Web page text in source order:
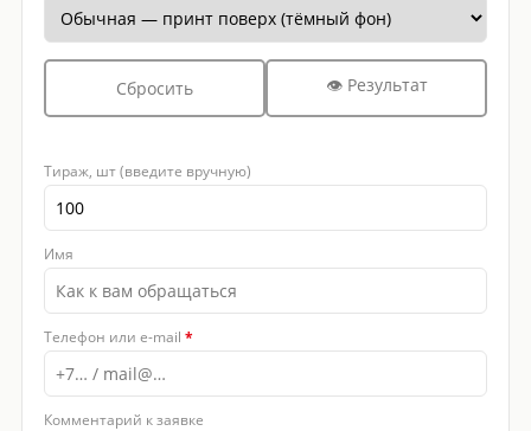
Сбросить 👁 Результат
Тираж, шт (введите вручную)
Имя
Телефон или e-mail *
Комментарий к заявке